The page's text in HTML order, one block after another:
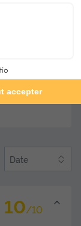
8.8
Date
10/10